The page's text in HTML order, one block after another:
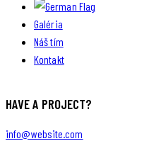
Galéria
Náš tím
Kontakt
HAVE A PROJECT?
info@website.com